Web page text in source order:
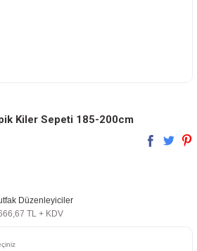
Kiler Sepeti 185-200cm
Düzenleyiciler
TL + KDV